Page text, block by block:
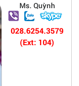
Ms. Quỳnh
028.6254.3579
(Ext: 104)